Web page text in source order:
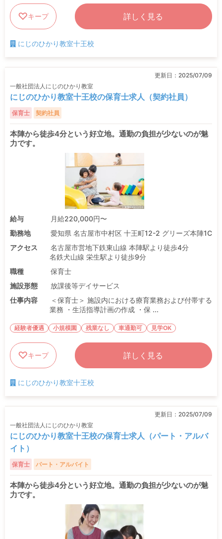
キープ 詳しく見る
にじのひかり教室十王校
更新日： 2025/07/09
一般社団法人にじのひかり教室
にじのひかり教室十王校の保育士求人（契約社員）
保育士 契約社員
本陣から徒歩4分という好立地。通勤の負担が少ないのが魅
力です。
給与
月給220,000円〜
勤務地
愛知県 名古屋市中村区 十王町12-2 グリーズ本陣1C
アクセス
名古屋市営地下鉄東山線 本陣駅より徒歩4分
名鉄犬山線 栄生駅より徒歩9分
職種
保育士
施設形態
放課後等デイサービス
仕事内容
＜保育士＞ 施設内における療育業務および付帯する
業務 ・生活指導計画の作成 ・保 ...
経験者優遇 小規模園 残業なし 車通勤可 見学OK
キープ 詳しく見る
にじのひかり教室十王校
更新日： 2025/07/09
一般社団法人にじのひかり教室
にじのひかり教室十王校の保育士求人（パート・アルバ
イト）
保育士 パート・アルバイト
本陣から徒歩4分という好立地。通勤の負担が少ないのが魅
力です。